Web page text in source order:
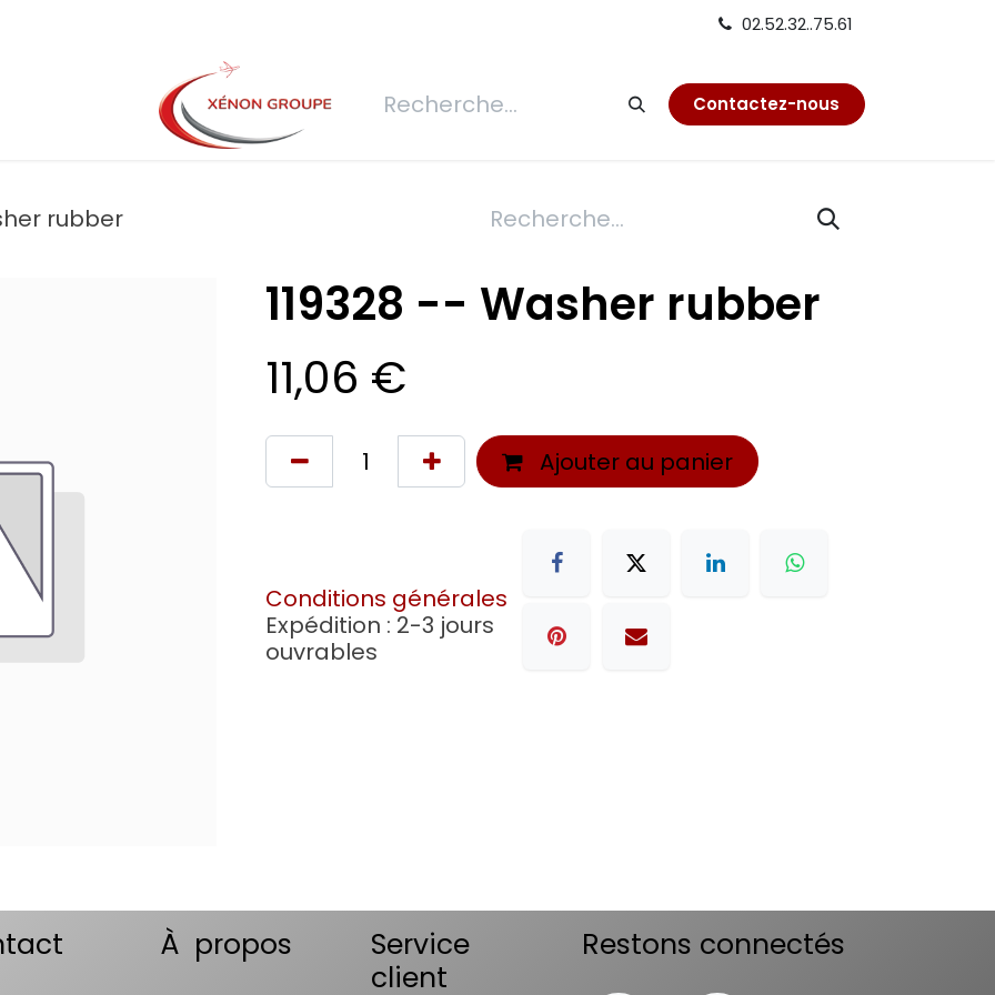
02.52.32..75.61
Demande de devis Connexion Réfection Contactez-nous
rubber
119328 -- Washer rubber
11,06 €
Ajouter au panier
Conditions générales
Expédition : 2-3 jours
ouvrables
À propos
Service
client
Restons connectés